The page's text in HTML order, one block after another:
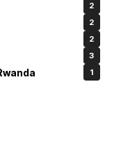
2
2
2
3
1